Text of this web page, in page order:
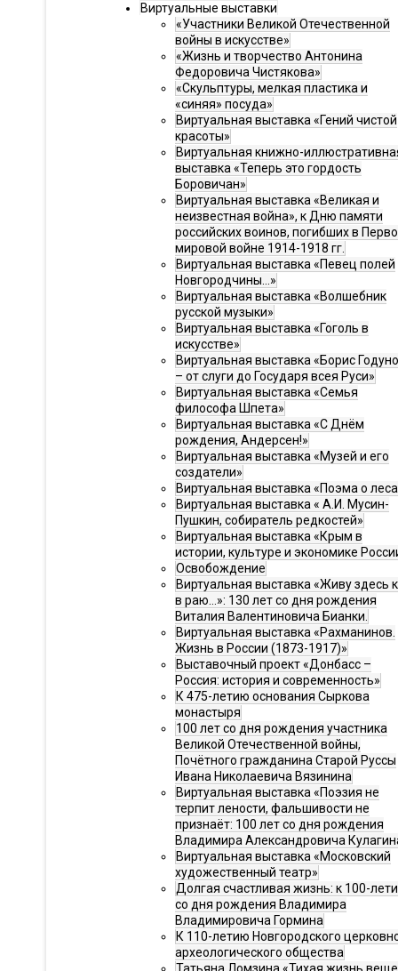
Виртуальные выставки
«Участники Великой Отечественной
войны в искусстве»
«Жизнь и творчество Антонина
Федоровича Чистякова»
«Скульптуры, мелкая пластика и
«синяя» посуда»
Виртуальная выставка «Гений чистой
красоты»
Виртуальная книжно-
выставка «Теперь это гордость
Боровичан»
Виртуальная выставка «Великая и
неизвестная война», к Дню памяти
российских воинов, погибших в
мировой войне 1914-1918 гг.
Виртуальная выставка «Певец полей
Новгородчины…»
Виртуальная выставка «Волшебник
русской музыки»
Виртуальная выставка «Гоголь в
искусстве»
Виртуальная выставка «Борис
– от слуги до Государя всея Руси»
Виртуальная выставка «Семья
философа Шпета»
Виртуальная выставка «С Днём
рождения, Андерсен!»
Виртуальная выставка «Музей и его
создатели»
Виртуальная выставка «Поэма о
Виртуальная выставка « А.И. Мусин-
Пушкин, собиратель редкостей»
Виртуальная выставка «Крым в
истории, культуре и экономике
Освобождение
Виртуальная выставка «Живу здесь
в раю…»: 130 лет со дня рождения
Виталия Валентиновича Бианки.
Виртуальная выставка «Рахманинов.
Жизнь в России (1873-1917)»
Выставочный проект «Донбасс –
Россия: история и современность»
К 475-летию основания Сыркова
монастыря
100 лет со дня рождения участника
Великой Отечественной войны,
Почётного гражданина Старой Руссы
Ивана Николаевича Вязинина
Виртуальная выставка «Поэзия не
терпит лености, фальшивости не
признаёт: 100 лет со дня рождения
Владимира Александровича
Виртуальная выставка «Московский
художественный театр»
Долгая счастливая жизнь: к 100-
со дня рождения Владимира
Владимировича Гормина
К 110-летию Новгородского
археологического общества